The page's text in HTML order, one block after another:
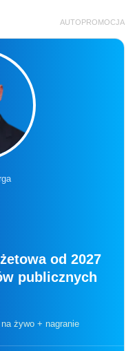
AUTOPROMOCJA
od 2027
publicznych
żywo + nagranie